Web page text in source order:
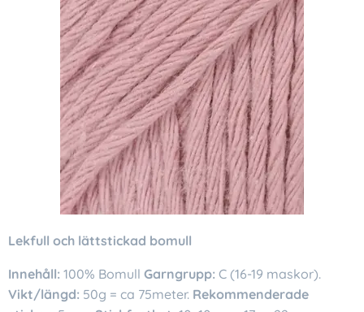
Lekfull och lättstickad bomull
Innehåll: 100% Bomull Garngrupp: C (16-19 maskor).
Vikt/längd: 50g = ca 75meter. Rekommenderade